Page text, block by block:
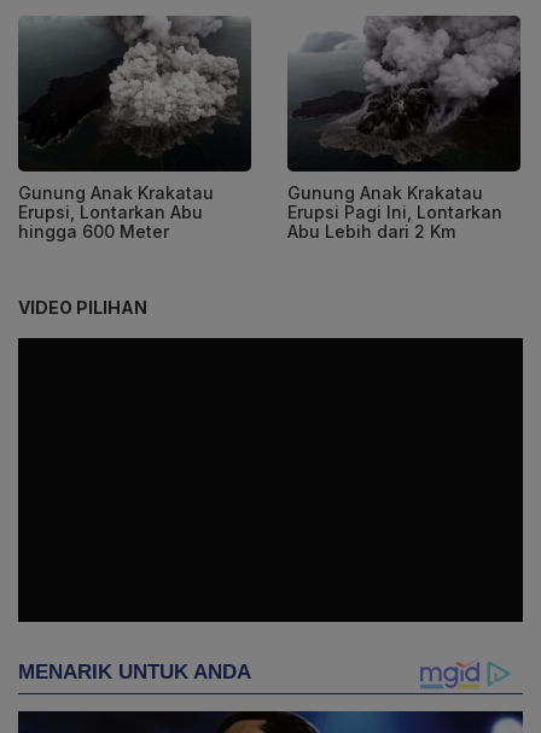
Gunung Anak Krakatau
Erupsi, Lontarkan Abu
hingga 600 Meter
Gunung Anak Krakatau
Erupsi Pagi Ini, Lontarkan
Abu Lebih dari 2 Km
VIDEO PILIHAN